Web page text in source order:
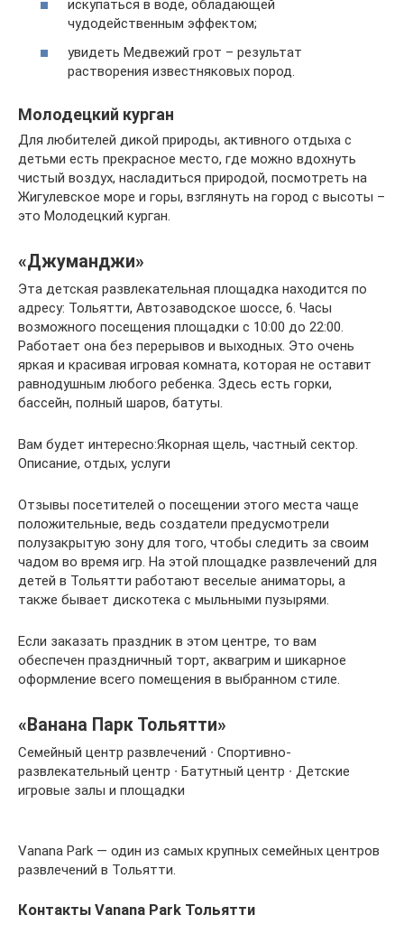
искупаться в воде, обладающей
чудодейственным эффектом;
увидеть Медвежий грот – результат
растворения известняковых пород.
Молодецкий курган
Для любителей дикой природы, активного отдыха с
детьми есть прекрасное место, где можно вдохнуть
чистый воздух, насладиться природой, посмотреть на
Жигулевское море и горы, взглянуть на город с высоты –
это Молодецкий курган.
«Джуманджи»
Эта детская развлекательная площадка находится по
адресу: Тольятти, Автозаводское шоссе, 6. Часы
возможного посещения площадки с 10:00 до 22:00.
Работает она без перерывов и выходных. Это очень
яркая и красивая игровая комната, которая не оставит
равнодушным любого ребенка. Здесь есть горки,
бассейн, полный шаров, батуты.
Вам будет интересно:Якорная щель, частный сектор.
Описание, отдых, услуги
Отзывы посетителей о посещении этого места чаще
положительные, ведь создатели предусмотрели
полузакрытую зону для того, чтобы следить за своим
чадом во время игр. На этой площадке развлечений для
детей в Тольятти работают веселые аниматоры, а
также бывает дискотека с мыльными пузырями.
Если заказать праздник в этом центре, то вам
обеспечен праздничный торт, аквагрим и шикарное
оформление всего помещения в выбранном стиле.
«Ванана Парк Тольятти»
Семейный центр развлечений ∙ Спортивно-
развлекательный центр ∙ Батутный центр ∙ Детские
игровые залы и площадки
Vanana Park — один из самых крупных семейных центров
развлечений в Тольятти.
Контакты Vanana Park Тольятти